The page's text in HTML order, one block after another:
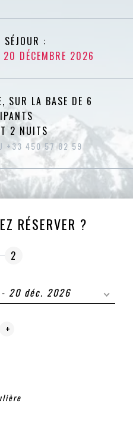
SÉJOUR :
20 DÉCEMBRE 2026
SUR LA BASE DE 6
2 NUITS
+33 450 57 82 59
RÉSERVER ?
2
20 déc. 2026
+